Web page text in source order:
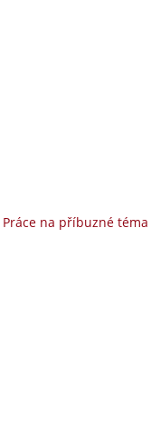
Práce na příbuzné téma